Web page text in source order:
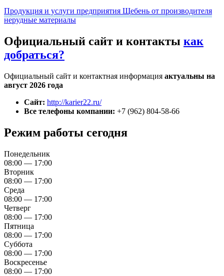
Продукция и услуги предприятия Щебень от производителя
нерудные материалы
Официальный сайт и контакты как
добраться?
Официальный сайт и контактная информация актуальны на
август 2026 года
Сайт: http://karier22.ru/
Все телефоны компании: +7 (962) 804-58-66
Режим работы сегодня
Понедельник
08:00 — 17:00
Вторник
08:00 — 17:00
Среда
08:00 — 17:00
Четверг
08:00 — 17:00
Пятница
08:00 — 17:00
Суббота
08:00 — 17:00
Воскресенье
08:00 — 17:00